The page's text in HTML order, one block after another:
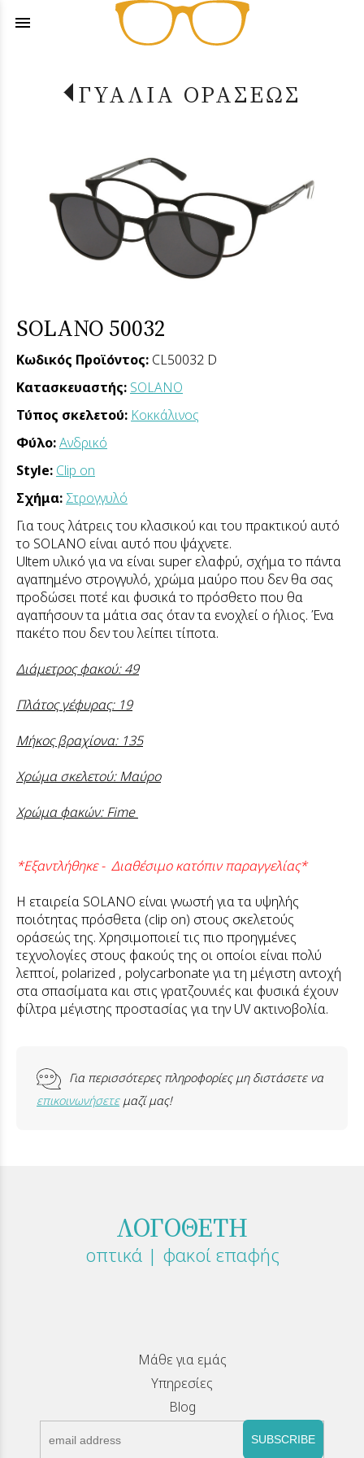
menu
ΓΥΑΛΙΑ ΟΡΑΣΕΩΣ
SOLANO 50032
Κωδικός Προϊόντος: CL50032 D
Κατασκευαστής: SOLANO
Τύπος σκελετού: Κοκκάλινος
Φύλο:Ανδρικό
Style: Clip on
Σχήμα: Στρογγυλό
Για τους λάτρεις του κλασικού και του πρακτικού αυτό
το SOLANO είναι αυτό που ψάχνετε.
Ultem υλικό για να είναι super ελαφρύ, σχήμα το πάντα
αγαπημένο στρογγυλό, χρώμα μαύρο που δεν θα σας
προδώσει ποτέ και φυσικά το πρόσθετο που θα
αγαπήσουν τα μάτια σας όταν τα ενοχλεί ο ήλιος. Ένα
πακέτο που δεν του λείπει τίποτα.
Διάμετρος φακού: 49
Πλάτος γέφυρας: 19
Μήκος βραχίονα: 135
Χρώμα σκελετού: Μαύρο
Χρώμα φακών: Fime
*Εξαντλήθηκε - Διαθέσιμο κατόπιν παραγγελίας*
Η εταιρεία SOLANO είναι γνωστή για τα υψηλής
ποιότητας πρόσθετα (clip on) στους σκελετούς
οράσεώς της. Χρησιμοποιεί τις πιο προηγμένες
τεχνολογίες στους φακούς της οι οποίοι είναι πολύ
λεπτοί, polarized , polycarbonate για τη μέγιστη αντοχή
στα σπασίματα και στις γρατζουνιές και φυσικά έχουν
φίλτρα μέγιστης προστασίας για την UV ακτινοβολία.
Για περισσότερες πληροφορίες μη διστάσετε να
επικοινωνήσετεμαζί μας!
ΛΟΓΟΘΕΤΗ
οπτικά | φακοί επαφής
Μάθε για εμάς
Υπηρεσίες
Blog
SUBSCRIBE